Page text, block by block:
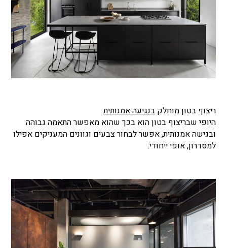
ריצוף בטון מוחלקבנגיעה אמנותית
היופי שבריצוף בטון הוא בכך שהוא מאפשר התאמה גבוהה
ובגישה אמנותית, אפשר לבחור צבעים וגוונים המעניקים אפילו
למסדרון, אופי ייחודי.